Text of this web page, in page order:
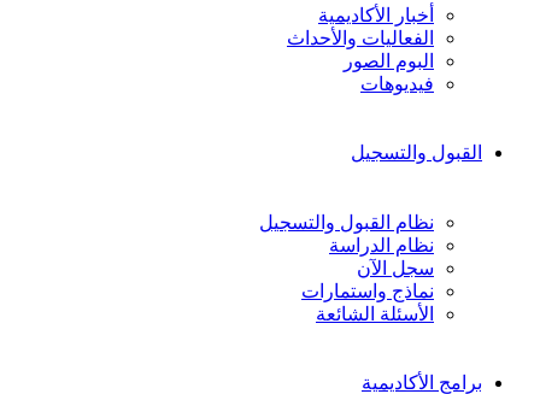
أخبار الأكاديمية
الفعاليات والأحداث
البوم الصور
فيديوهات
القبول والتسجيل
نظام القبول والتسجيل
نظام الدراسة
سجل الآن
نماذج واستمارات
الأسئلة الشائعة
برامج الأكاديمية